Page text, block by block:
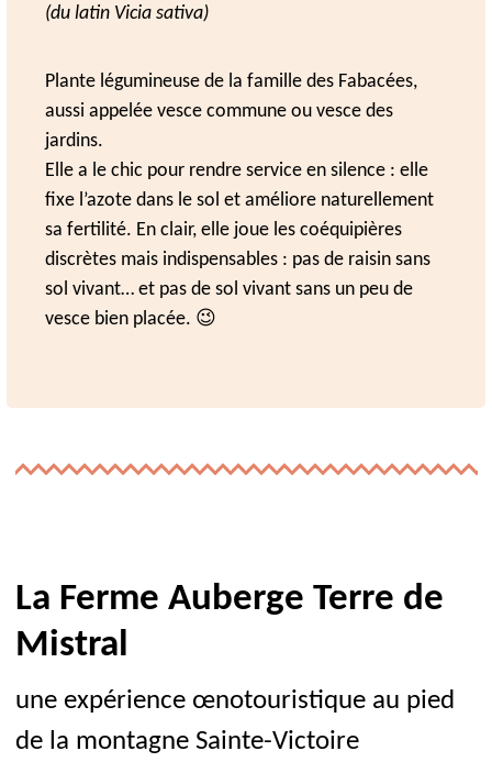
(du latin Vicia sativa)
Plante légumineuse de la famille des Fabacées,
aussi appelée vesce commune ou vesce des
jardins.
Elle a le chic pour rendre service en silence : elle
fixe l’azote dans le sol et améliore naturellement
sa fertilité. En clair, elle joue les coéquipières
discrètes mais indispensables : pas de raisin sans
sol vivant… et pas de sol vivant sans un peu de
vesce bien placée. 😉
La Ferme Auberge Terre de
Mistral
une expérience œnotouristique au pied
de la montagne Sainte-Victoire